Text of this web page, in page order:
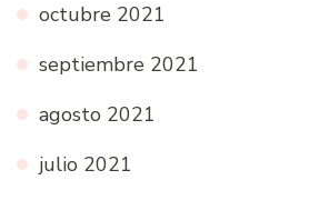
octubre 2021
septiembre 2021
agosto 2021
julio 2021